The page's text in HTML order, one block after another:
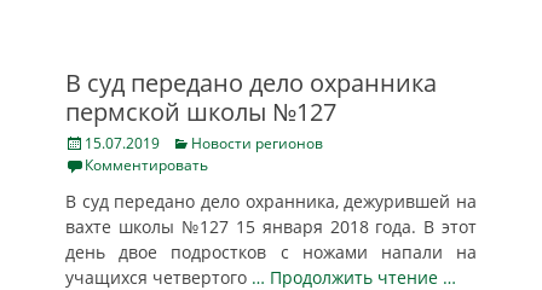
В суд передано дело охранника
пермской школы №127
Posted
on
15.07.2019 Categories
Новости регионов
Комментировать
В суд передано дело охранника, дежурившей на
вахте школы №127 15 января 2018 года. В этот
день двое подростков с ножами напали на
учащихся четвертого … Продолжить чтение …